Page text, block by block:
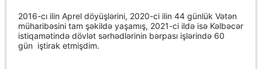
2016-cı ilin Aprel döyüşlərini, 2020-ci ilin 44 günlük Vətən
müharibəsini tam şəkildə yaşamış, 2021-ci ildə isə Kəlbəcər
istiqamətində dövlət sərhədlərinin bərpası işlərində 60
gün iştirak etmişdim.